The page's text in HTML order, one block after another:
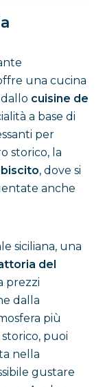
una cucina
cuisine de
a base di
per
storico, la
, dove si
anche
siciliana, una
del
prezzi
dalla
più
puoi
nella
gustare